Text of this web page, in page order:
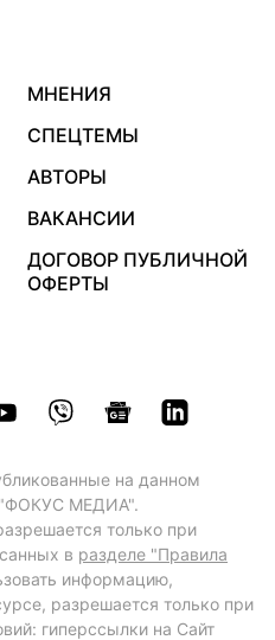
МНЕНИЯ
СПЕЦТЕМЫ
АВТОРЫ
ВАКАНСИИ
ДОГОВОР ПУБЛИЧНОЙ
ОФЕРТЫ
на данном
"ФОКУС МЕДИА".
только при
в разделе "Правила
информацию,
разрешается только при
гиперссылки на Сайт